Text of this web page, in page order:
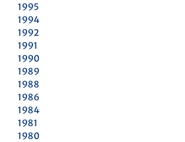
1995
1994
1992
1991
1990
1989
1988
1986
1984
1981
1980